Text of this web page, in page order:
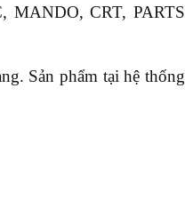
MANDO, CRT, PARTS
Sản phẩm tại hệ thống